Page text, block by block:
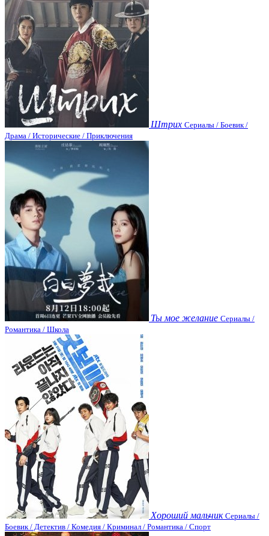
Штрих Сериалы / Боевик /
Драма / Исторические / Приключения
Ты мое желание Сериалы /
Романтика / Школа
Хороший мальчик Сериалы /
Боевик / Детектив / Комедия / Криминал / Романтика / Спорт